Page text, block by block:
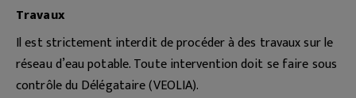
Travaux
Il est strictement interdit de procéder à des travaux sur le
réseau d’eau potable. Toute intervention doit se faire sous
contrôle du Délégataire (VEOLIA).